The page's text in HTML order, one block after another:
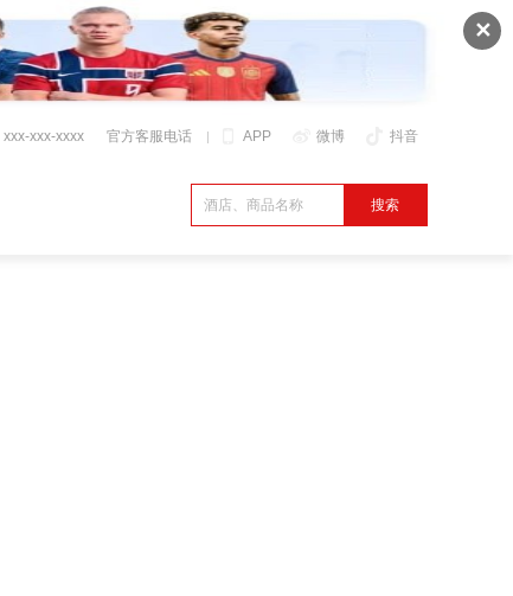
✕
APP 微博 抖音
xxx-xxx-xxxx 官方客服电话